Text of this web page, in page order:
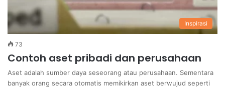
Inspirasi
73
Contoh aset pribadi dan perusahaan
Aset adalah sumber daya seseorang atau perusahaan. Sementara
banyak orang secara otomatis memikirkan aset berwujud seperti